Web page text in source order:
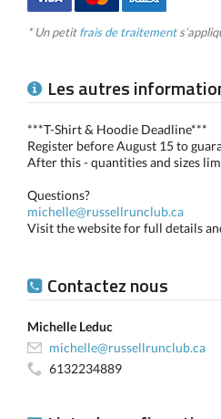
* Un petitfrais de traitement
Les autres
***T-Shirt & Hoodie Deadline***
Register before August 15 to
After this - quantities and sizes
Questions?
michelle@russellrunclub.ca
Visit the website for full details
Contactez nous
Michelle Leduc
michelle@russellrunclub.ca
6132234889